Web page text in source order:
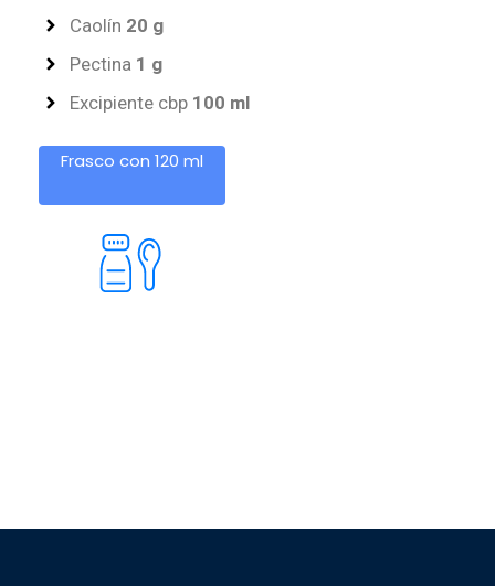
Caolín 20 g
Pectina 1 g
Excipiente cbp 100 ml
Frasco con 120 ml